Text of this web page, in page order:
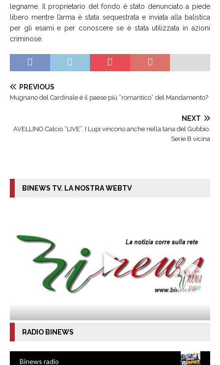
legname. Il proprietario del fondo è stato denunciato a piede
libero mentre l’arma è stata sequestrata e inviata alla balistica
per gli esami e per conoscere se è stata utilizzata in azioni
criminose.
PREVIOUS
Mugnano del Cardinale è il paese più “romantico” del Mandamento?
NEXT
AVELLINO Calcio “LIVE”. I Lupi vincono anche nella tana del Gubbio.
Serie B vicina
BINEWS TV. LA NOSTRA WEBTV
RADIO BINEWS